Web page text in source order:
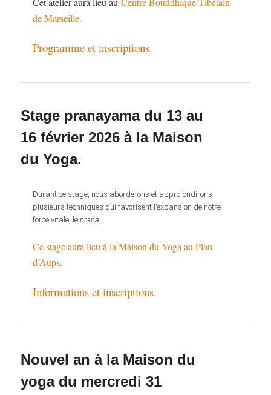
de Marseille.
Programme et inscriptions.
Stage pranayama du 13 au
16 février 2026 à la Maison
du Yoga.
Durant ce stage, nous aborderons et approfondirons
plusieurs techniques qui favorisent l’expansion de notre
force vitale, leprana
Ce stage aura lieu à la Maison du Yoga au Plan
d’Aups.
Informations et inscriptions.
Nouvel an à la Maison du
yoga du mercredi 31